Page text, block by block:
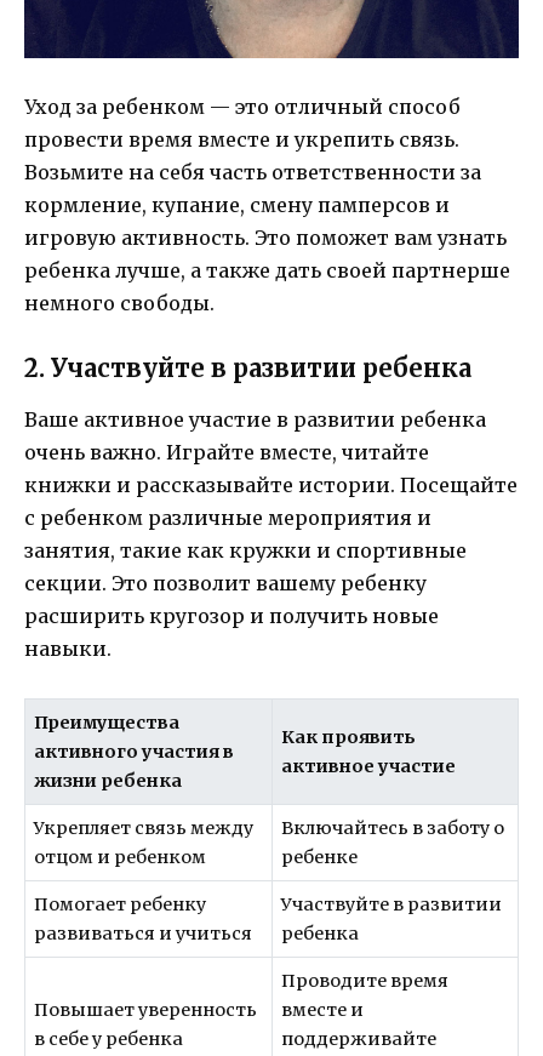
Уход за ребенком — это отличный способ
провести время вместе и укрепить связь.
Возьмите на себя часть ответственности за
кормление, купание, смену памперсов и
игровую активность. Это поможет вам узнать
ребенка лучше, а также дать своей партнерше
немного свободы.
2. Участвуйте в развитии ребенка
Ваше активное участие в развитии ребенка
очень важно. Играйте вместе, читайте
книжки и рассказывайте истории. Посещайте
с ребенком различные мероприятия и
занятия, такие как кружки и спортивные
секции. Это позволит вашему ребенку
расширить кругозор и получить новые
навыки.
Преимущества
активного участия в
жизни ребенка
Как проявить
активное участие
Укрепляет связь между
отцом и ребенком
Включайтесь в заботу о
ребенке
Помогает ребенку
развиваться и учиться
Участвуйте в развитии
ребенка
Повышает уверенность
в себе у ребенка
Проводите время
вместе и
поддерживайте